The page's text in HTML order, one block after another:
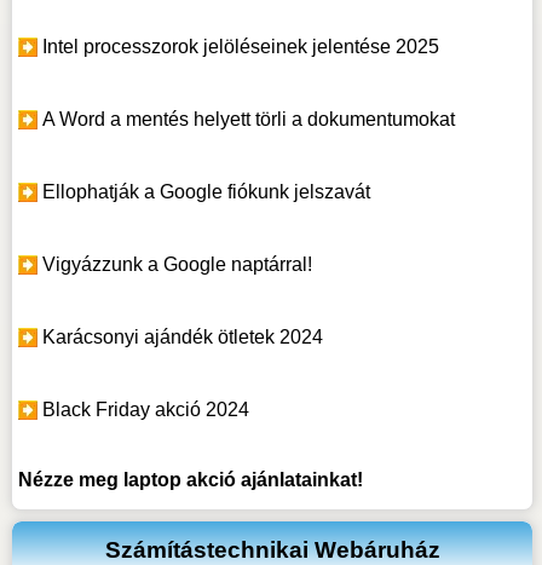
Intel processzorok jelöléseinek jelentése 2025
A Word a mentés helyett törli a dokumentumokat
Ellophatják a Google fiókunk jelszavát
Vigyázzunk a Google naptárral!
Karácsonyi ajándék ötletek 2024
Black Friday akció 2024
Nézze meg laptop akcióajánlatainkat!
Számítástechnikai Webáruház